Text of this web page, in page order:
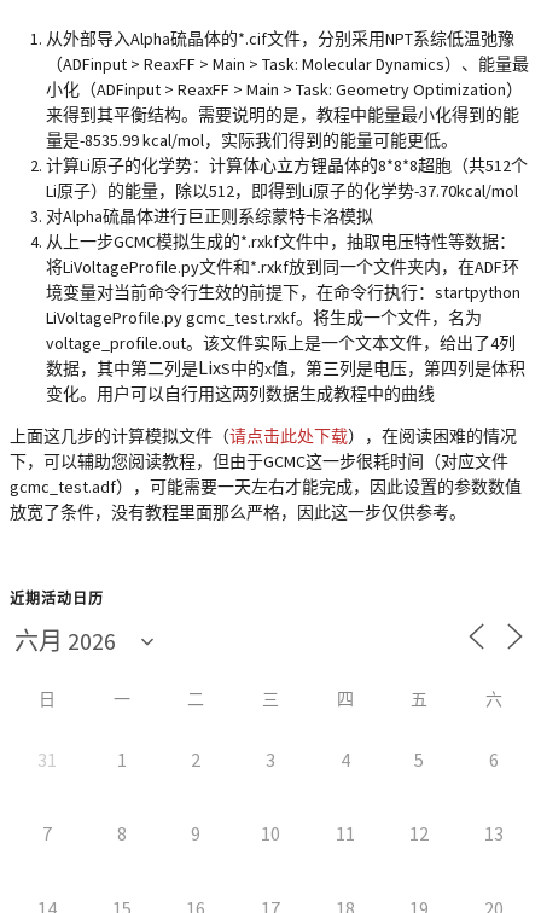
从外部导入Alpha硫晶体的*.cif文件，分别采用NPT系综低温弛豫
（ADFinput > ReaxFF > Main > Task: Molecular Dynamics）、能量最
小化（ADFinput > ReaxFF > Main > Task: Geometry Optimization）
来得到其平衡结构。需要说明的是，教程中能量最小化得到的能
量是-8535.99 kcal/mol，实际我们得到的能量可能更低。
计算Li原子的化学势：计算体心立方锂晶体的8*8*8超胞（共512个
Li原子）的能量，除以512，即得到Li原子的化学势-37.70kcal/mol
对Alpha硫晶体进行巨正则系综蒙特卡洛模拟
从上一步GCMC模拟生成的*.rxkf文件中，抽取电压特性等数据：
将LiVoltageProfile.py文件和*.rxkf放到同一个文件夹内，在ADF环
境变量对当前命令行生效的前提下，在命令行执行：startpython
LiVoltageProfile.py gcmc_test.rxkf。将生成一个文件，名为
voltage_profile.out。该文件实际上是一个文本文件，给出了4列
数据，其中第二列是LixS中的x值，第三列是电压，第四列是体积
变化。用户可以自行用这两列数据生成教程中的曲线
上面这几步的计算模拟文件（请点击此处下载），在阅读困难的情况
下，可以辅助您阅读教程，但由于GCMC这一步很耗时间（对应文件
gcmc_test.adf），可能需要一天左右才能完成，因此设置的参数数值
放宽了条件，没有教程里面那么严格，因此这一步仅供参考。
近期活动日历
日 一 二 三 四 五 六
31 1 2 3 4 5 6
7 8 9 10 11 12 13